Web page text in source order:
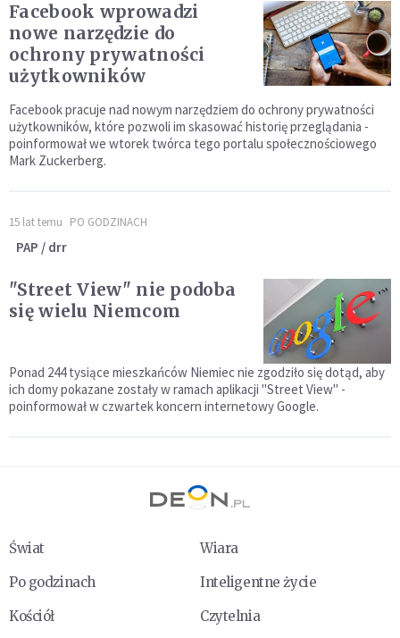
Facebook wprowadzi
nowe narzędzie do
ochrony prywatności
użytkowników
Facebook pracuje nad nowym narzędziem do ochrony prywatności
użytkowników, które pozwoli im skasować historię przeglądania -
poinformował we wtorek twórca tego portalu społecznościowego
Mark Zuckerberg.
15 lat temu PO GODZINACH
PAP / drr
"Street View" nie podoba
się wielu Niemcom
Ponad 244 tysiące mieszkańców Niemiec nie zgodziło się dotąd, aby
ich domy pokazane zostały w ramach aplikacji "Street View" -
poinformował w czwartek koncern internetowy Google.
Świat
Wiara
Po godzinach
Inteligentne życie
Kościół
Czytelnia